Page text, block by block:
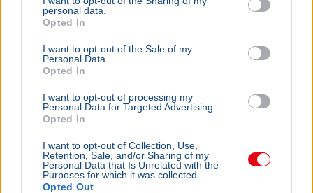
personal data.
Opted In
I want to opt-out of the Sale of my
Personal Data.
Opted In
I want to opt-out of processing my
Personal Data for Targeted Advertising.
Opted In
I want to opt-out of Collection, Use,
Retention, Sale, and/or Sharing of my
Personal Data that Is Unrelated with the
Purposes for which it was collected.
Opted Out
állásáról